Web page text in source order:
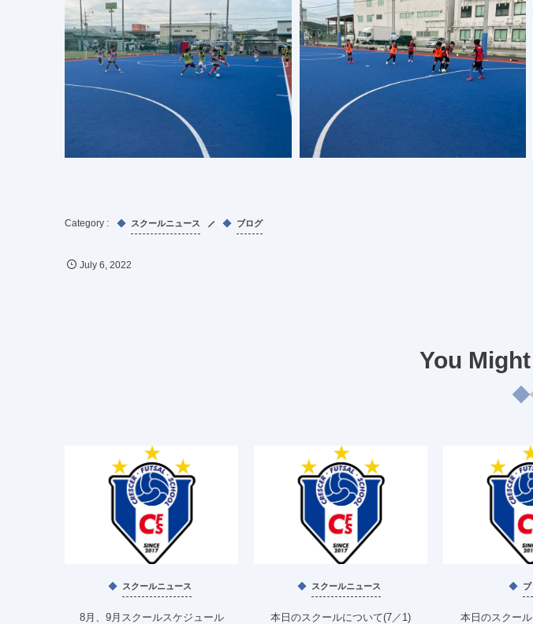
スクールニュース ブログ
July 6 ,2022
You
スクールニュース
8月、9月スクールスケジュール
スクールニュース
本日のスクールについて(7／1) 本日のスクー